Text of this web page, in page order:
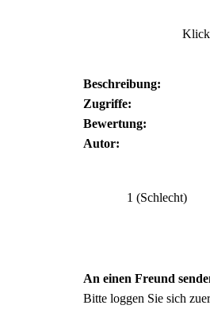
Beschreibung:
Zugriffe:
Bewertung:
Autor:
1 (Schlecht)
An einen Freund
Bitte loggen Sie sich